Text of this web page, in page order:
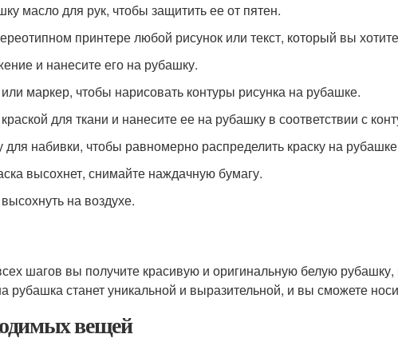
масло для рук, чтобы защитить ее от пятен.
принтере любой рисунок или текст, который вы
и нанесите его на рубашку.
маркер, чтобы нарисовать контуры рисунка на рубашке.
для ткани и нанесите ее на рубашку в соответствии с
для набивки, чтобы равномерно распределить краску на
высохнет, снимайте наждачную бумагу.
на воздухе.
шагов вы получите красивую и оригинальную белую рубашку,
рубашка станет уникальной и выразительной, и вы сможете
вещей